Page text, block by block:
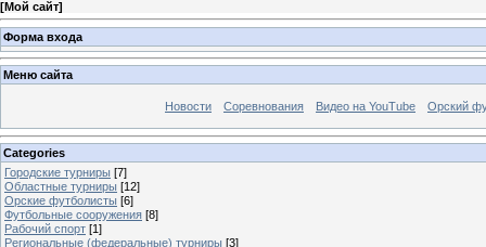
[Мой сайт]
Форма входа
Меню сайта
Новости Соревнования Видео на YouTube Орский
Categories
Городские турниры [7]
Областные турниры [12]
Орские футболисты [6]
Футбольные сооружения [8]
Рабочий спорт [1]
Региональные (федеральные) турниры [3]